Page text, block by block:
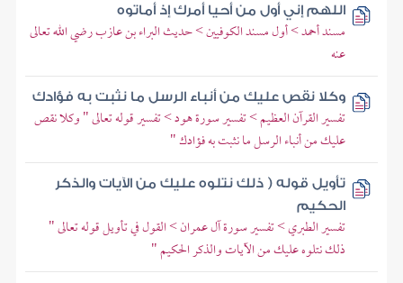
اللهم إني أول من أحيا أمرك إذ أماتوه
مسند أحمد > أول مسند الكوفيين > حديث البراء بن عازب رضي الله تعالى
عنه
وكلا نقص عليك من أنباء الرسل ما نثبت به فؤادك
تفسير القرآن العظيم > تفسير سورة هود > تفسير قوله تعالى " وكلا نقص
عليك من أنباء الرسل ما نثبت به فؤادك "
تأويل قوله ( ذلك نتلوه عليك من الآيات والذكر
الحكيم
تفسير الطبري > تفسير سورة آل عمران > القول في تأويل قوله تعالى "
ذلك نتلوه عليك من الآيات والذكر الحكيم "